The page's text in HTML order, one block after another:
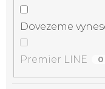
Dovezeme
Premier LINE 0